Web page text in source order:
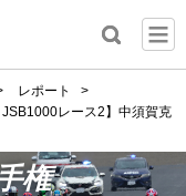
レポート
>
レース2】中須賀克
権